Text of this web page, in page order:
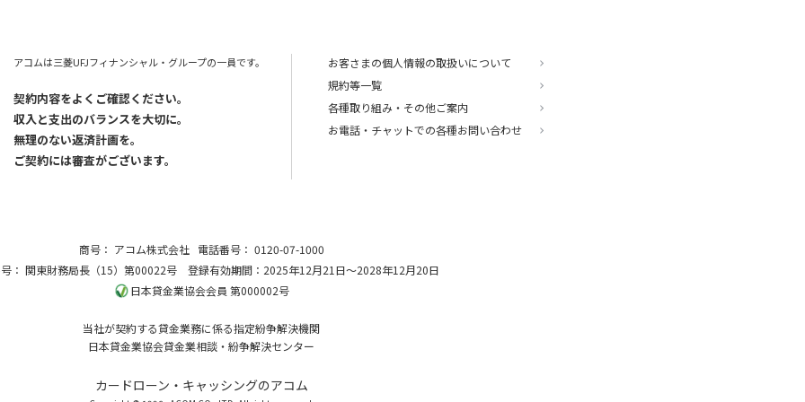
お客さまの個人情報の取扱いについて
規約等一覧
各種取り組み・その他ご案内
お電話・チャットでの各種お問い合わせ
アコムは三菱UFJフィナンシャル・グループの一員です。
契約内容をよくご確認ください。
収入と支出のバランスを大切に。
無理のない返済計画を。
ご契約には審査がございます。
商号： アコム株式会社 電話番号： 0120-07-1000
： 関東財務局長（15）第00022号 登録有効期間：2025年12月21日～2028年12月20日
日本貸金業協会会員 第000002号
当社が契約する貸金業務に係る指定紛争解決機関
日本貸金業協会貸金業相談・紛争解決センター
カードローン・キャッシングのアコム